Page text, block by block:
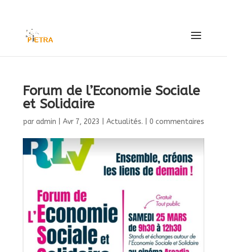
Forum de l’Economie Sociale
et Solidaire
par admin Avr 7, 2023 Actualités. 0 commentaires